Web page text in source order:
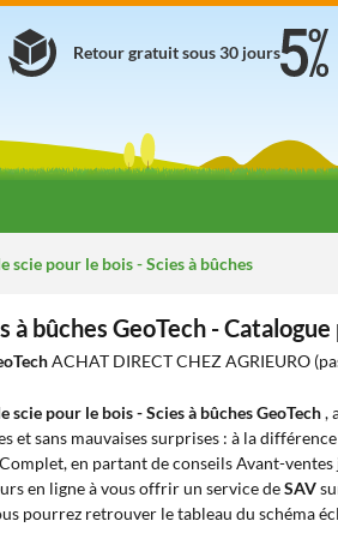
Retour gratuit sous 30 jours
scie pour le bois - Scies à bûches
à bûches GeoTech -
ACHAT DIRECT CHEZ AGRIEURO
scie pour le bois - Scies à bûches GeoTech,
et sans mauvaises surprises : à la
en partant de conseils Avant-ventes
en ligne à vous offrir un service deSAV
pourrez retrouver le tableau du schéma